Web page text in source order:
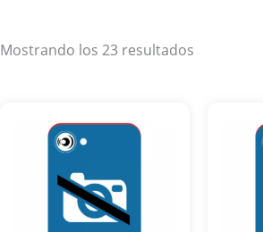
Mostrando los 23 resultados